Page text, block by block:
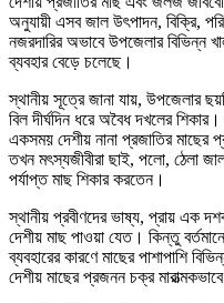
অনুযায়ী এসব জাল উৎপাদন, বিক্রি,
নজরদারির অভাবে উপজেলার বিভিন্ন
ব্যবহার বেড়ে চলেছে।
স্থানীয় সূত্রে জানা যায়, উপজেলার
বিল দীর্ঘদিন ধরে অবৈধ দখলের
একসময় দেশীয় নানা প্রজাতির মাছের
তখন মৎস্যজীবীরা ছাই, পলো, ঠেলা
পর্যাপ্ত মাছ শিকার করতেন।
স্থানীয় প্রবীণদের ভাষ্য, প্রায় এক
দেশীয় মাছ পাওয়া যেত। কিন্তু বর্তমানে
ব্যবহারের কারণে মাছের পাশাপাশি
দেশীয় মাছের প্রজনন চক্র